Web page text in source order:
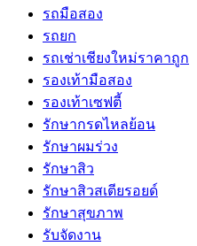
รถมือสอง
รถยก
รถเช่าเชียงใหม่ราคาถูก
รองเท้ามือสอง
รองเท้าเซฟตี้
รักษากรดไหลย้อน
รักษาผมร่วง
รักษาสิว
รักษาสิวสเตียรอยด์
รักษาสุขภาพ
รับจัดงาน